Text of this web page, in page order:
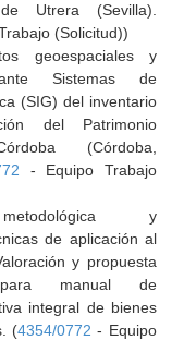
Utrera (Sevilla).
(Solicitud))
geoespaciales y
Sistemas de
(SIG) del inventario
del Patrimonio
(Córdoba,
- Equipo Trabajo
y
de aplicación al
y propuesta
manual de
integral de bienes
(4354/0772 - Equipo